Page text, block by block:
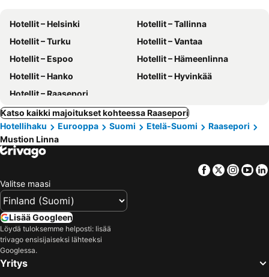
Hotellit – Helsinki
Hotellit – Tallinna
Hotellit – Turku
Hotellit – Vantaa
Hotellit – Espoo
Hotellit – Hämeenlinna
Hotellit – Hanko
Hotellit – Hyvinkää
Hotellit – Raasepori
Katso kaikki majoitukset kohteessa Raasepori
Hotellihaku
Eurooppa Suomi Etelä-Suomi
Raasepori
Mustion Linna
Facebook
Twitter
Valitse maasi
Lisää Googleen
Löydä tuloksemme helposti: lisää
trivago ensisijaiseksi lähteeksi
Googlessa.
Yritys